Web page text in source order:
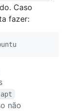
Caso
fazer:
apt
não